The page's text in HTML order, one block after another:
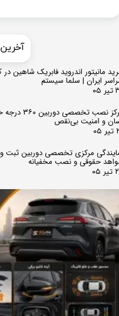
مانیتور اندروید فابریک
ایران | سلما سیستم
مرکز نصب
و امنیت بی‌نقص
مرکزی تخصصی دوربین ثبت
حقوقی و نصب مخفیانه